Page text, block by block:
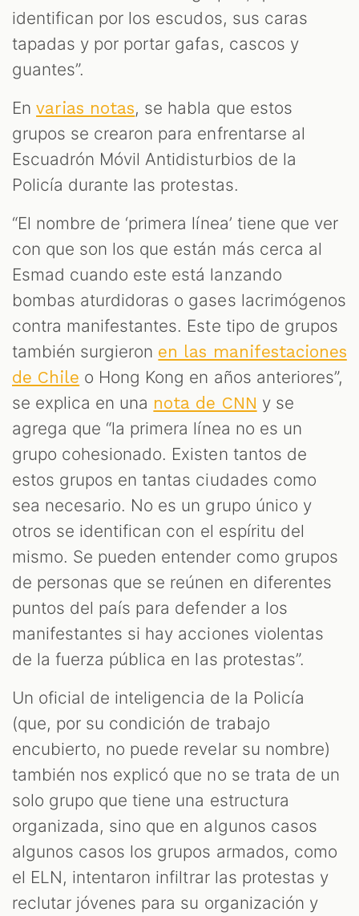
identifican por los escudos, sus caras
tapadas y por portar gafas, cascos y
guantes”.
Envarias notas, se habla que estos
grupos se crearon para enfrentarse al
Escuadrón Móvil Antidisturbios de la
Policía durante las protestas.
“El nombre de ‘primera línea’ tiene que ver
con que son los que están más cerca al
Esmad cuando este está lanzando
bombas aturdidoras o gases lacrimógenos
contra manifestantes. Este tipo de grupos
también surgieron en las manifestaciones
de Chile o Hong Kong en años anteriores”,
se explica en una nota de CNN y se
agrega que “la primera línea no es un
grupo cohesionado. Existen tantos de
estos grupos en tantas ciudades como
sea necesario. No es un grupo único y
otros se identifican con el espíritu del
mismo. Se pueden entender como grupos
de personas que se reúnen en diferentes
puntos del país para defender a los
manifestantes si hay acciones violentas
de la fuerza pública en las protestas”.
Un oficial de inteligencia de la Policía
(que, por su condición de trabajo
encubierto, no puede revelar su nombre)
también nos explicó que no se trata de un
solo grupo que tiene una estructura
organizada, sino que en algunos casos
algunos casos los grupos armados, como
el ELN, intentaron infiltrar las protestas y
reclutar jóvenes para su organización y